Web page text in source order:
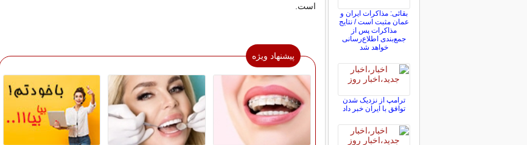
است.
پیشنهاد ویژه
بقائی: مذاکرات ایران و
عمان مثبت است / نتایج
مذاکرات پس از
جمع‌بندی اطلاع‌رسانی
خواهد شد
ترامپ از نزدیک شدن
توافق با ایران خبر داد